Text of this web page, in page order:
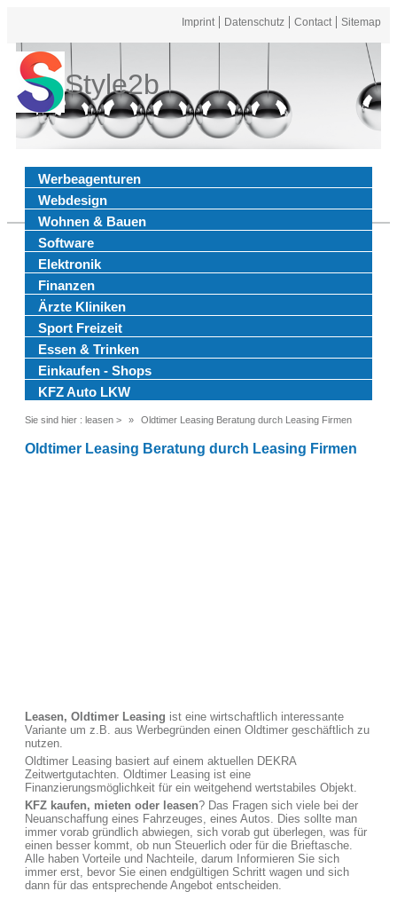
Imprint Datenschutz Contact Sitemap
Style2b
Werbeagenturen
Webdesign
Wohnen & Bauen
Software
Elektronik
Finanzen
Ärzte Kliniken
Sport Freizeit
Essen & Trinken
Einkaufen - Shops
KFZ Auto LKW
Sie sind hier : leasen > Oldtimer Leasing Beratung durch Leasing Firmen
Oldtimer Leasing Beratung durch Leasing Firmen
Leasen, Oldtimer Leasing ist eine wirtschaftlich interessante
Variante um z.B. aus Werbegründen einen Oldtimer geschäftlich zu
nutzen.
Oldtimer Leasing basiert auf einem aktuellen DEKRA
Zeitwertgutachten. Oldtimer Leasing ist eine
Finanzierungsmöglichkeit für ein weitgehend wertstabiles Objekt.
KFZ kaufen, mieten oder leasen? Das Fragen sich viele bei der
Neuanschaffung eines Fahrzeuges, eines Autos. Dies sollte man
immer vorab gründlich abwiegen, sich vorab gut überlegen, was für
einen besser kommt, ob nun Steuerlich oder für die Brieftasche.
Alle haben Vorteile und Nachteile, darum Informieren Sie sich
immer erst, bevor Sie einen endgültigen Schritt wagen und sich
dann für das entsprechende Angebot entscheiden.